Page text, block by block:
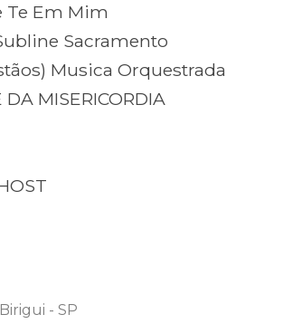
Te Em Mim
Sacramento
Musica Orquestrada
DA MISERICORDIA
| Birigui - SP